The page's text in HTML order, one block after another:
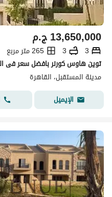
ج.م13,650,000
3
3
265 متر مربع
مدينة المستقبل، القاهرة
الإيميل